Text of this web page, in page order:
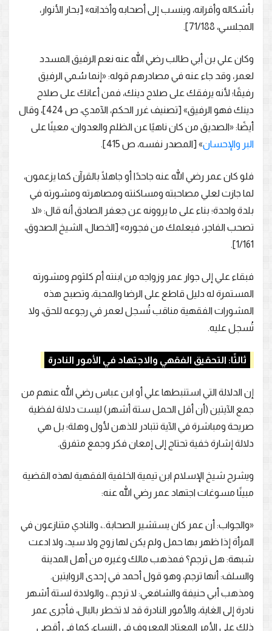
بأشكاله وأقرانه، وينسب إلى أصحابه وأخدانه» [بحار الأنوار،
المجلسي، 71/188].
وكان علي بن أبي طالب رضي الله عنه نعم الرفيق المسدد
لعمر، وقد جاء عنه في مصادرهم قوله: «إنما سُمي الرفيق
رفيقًا؛ لأنه يرفقك على صلاح دينك، فمن أعانك على صلاح
دينك فهو الرفيق» [تصنيف غرر الحكم، الآمدي، ص 424]، وقال
أيضًا: «الصديق من كان ناهيًا عن الظلم والعدوان، معينًا على
البر والإحسان» [المصدر نفسه، ص 415].
فلو كان عمر رضي الله عنه جاحدًا أو جاهلًا بالقرآن كما يزعمون،
لما جازت لعلي مصاحبته ومساكنته ومصاهرته ومشورته في
بلدة واحدة؛ بناء على ما يروونه عن جعفر الصادق أنه قال: «لا
تصحب الفاجر، فيعلمك من فجوره» [الخصال، الشيخ الصدوق،
1/161].
فبقاء علي إلى جوار عمر وزواجه من ابنته أم كلثوم ومشورته
المستمرة له دليل قاطع على الرضا والمحبة، وتصبح هذه
المشورات الفقهية مناقب تُسجل لعمر في رجوعه للحق، ولا
تُسجل عليه.
ثالثًا: التحقيق الفقهي والاجتهاد في الأمور النادرة
إن الدلالة التي استنبطها علي أو ابن عباس رضي الله عنهم من
جمع الآيتين (أن أقل الحمل ستة أشهر) ليست دلالة لفظية
صريحة ومباشرة في الآية تتبادر للذهن لأول وهلة؛ بل هي
دلالة إشارة خفية تحتاج إلى إمعان فكر وجمع متفرق.
ويشرح شيخ الإسلام ابن تيمية الخلفية الفقهية لهذه القضية
مبينًا مسوغات اجتهاد عمر رضي الله عنه:
«والجواب: أن عمر كان يستشير الصحابة..، والنادي متنازعون في
المرأة إذا ظهر بها حمل ولم يكن لها زوج ولا سيد، ولا ادعت
شبهة: هل ترجم؟ فمذهب مالك وغيره من أهل المدينة
والسلف: أنها ترجم، وهو قول أحمد في إحدى الروايتين.
ومذهب أبي حنيفة والشافعي: لا ترجم..، والولادة لستة أشهر
نادرة إلى الغاية، والأمور النادرة قد لا تخطر بالبال، فأجرى عمر
ذلك على الأمر المعتاد المعروف في النساء، كما في أقصى